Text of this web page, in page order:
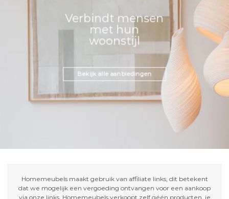
Verbindt mensen
met hun
woonstijl
Bekijk alle aanbiedingen
Homemeubels maakt gebruik van affiliate links, dit betekent
dat we mogelijk een vergoeding ontvangen voor een aankoop
via onze links. Homemeubels verkoopt zelf géén producten, je